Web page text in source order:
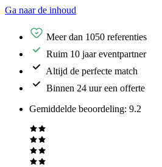
Ga naar de inhoud
Meer dan 1050 referenties
Ruim 10 jaar eventpartner
Altijd de perfecte match
Binnen 24 uur een offerte
Gemiddelde beoordeling: 9.2